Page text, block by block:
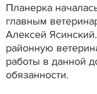
Планерка
главным
Алексей
районную
работы в данной
обязанности.